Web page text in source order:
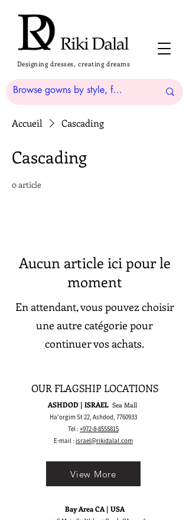
Designing dresses, creating dreams
Accueil Cascading
Cascading
0 article
Aucun article ici pour le
moment
En attendant, vous pouvez choisir
une autre catégorie pour
continuer vos achats.
OUR FLAGSHIP LOCATIONS
ASHDOD | ISRAEL Sea Mall
Ha'orgim St 22, Ashdod, 7760933
Tel : +972-8-8555815
E-mail : israel@rikidalal.com
Bay Area CA | USA
View More